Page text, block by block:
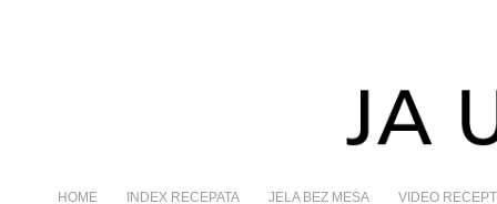
HOME INDEX RECEPATA JELA BEZ MESA VIDEO